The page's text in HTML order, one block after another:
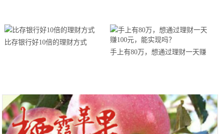
比存银行好10倍的理财方式
手上有80万，想通过理财一天赚